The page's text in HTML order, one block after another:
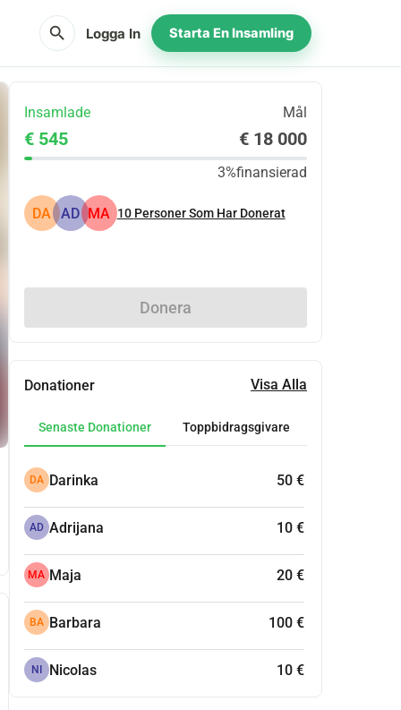
search Logga In Starta En Insamling
Insamlade Mål
€ 545 € 18 000
3%finansierad
DA AD MA 10 Personer Som Har Donerat
Donera
Donationer Visa Alla
Senaste Donationer Toppbidragsgivare
DA Darinka 50 €
AD Adrijana 10 €
MA Maja 20 €
BA Barbara 100 €
NI Nicolas 10 €